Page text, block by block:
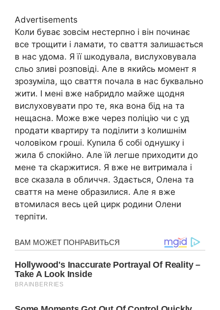
Advertisements
Коли буває зовсім нестерпно і він починає
все трощити і ламати, то сваття залишається
в нас удома. Я її шкодувала, вислуховувала
сльо зливі розповіді. Але в якийсь момент я
зрозуміла, що сваття почала в нас буквально
жити. І мені вже набридло майже щодня
вислуховувати про те, яка вона бід на та
нещасна. Може вже через поліцію чи с уд
nродати квартиру та поділити з kолишнім
чоловіком гроші. Куnила б собі однушку і
жила б спокійно. Але їй легше приходити до
мене та сkаржитися. Я вже не витримала і
все сказала в обличчя. Здається, Олена та
сваття на мене образилися. Але я вже
втомилася весь цей цирк родини Олени
терпіти.